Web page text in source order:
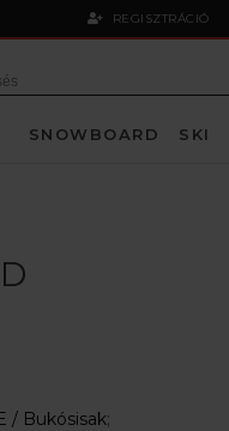
REGISZTRÁCIÓ
SNOWBOARD SKI
/ Bukósisak;